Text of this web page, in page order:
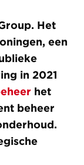
Het
een
in 2021
het
beheer